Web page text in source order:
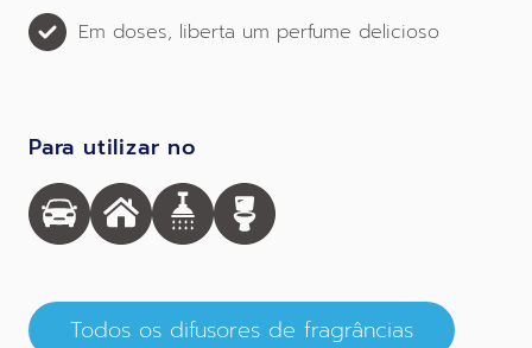
Em doses, liberta um perfume delicioso
Para utilizar no
Todos os difusores de fragrâncias